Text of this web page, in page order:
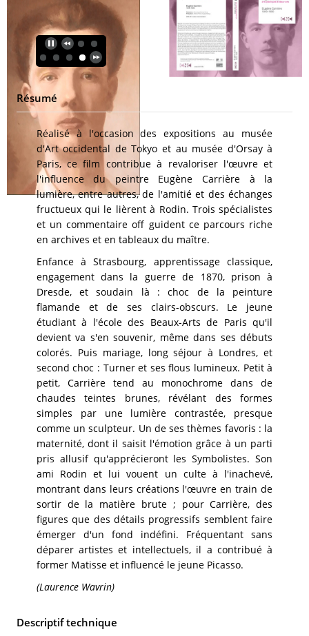
Résumé
Réalisé à l'occasion des expositions au musée
d'Art occidental de Tokyo et au musée d'Orsay à
Paris, ce film contribue à revaloriser l'œuvre et
l'influence du peintre Eugène Carrière à la
lumière, entre autres, de l'amitié et des échanges
fructueux qui le lièrent à Rodin. Trois spécialistes
et un commentaire off guident ce parcours riche
en archives et en tableaux du maître.
Enfance à Strasbourg, apprentissage classique,
engagement dans la guerre de 1870, prison à
Dresde, et soudain là : choc de la peinture
flamande et de ses clairs-obscurs. Le jeune
étudiant à l'école des Beaux-Arts de Paris qu'il
devient va s'en souvenir, même dans ses débuts
colorés. Puis mariage, long séjour à Londres, et
second choc : Turner et ses flous lumineux. Petit à
petit, Carrière tend au monochrome dans de
chaudes teintes brunes, révélant des formes
simples par une lumière contrastée, presque
comme un sculpteur. Un de ses thèmes favoris : la
maternité, dont il saisit l'émotion grâce à un parti
pris allusif qu'apprécieront les Symbolistes. Son
ami Rodin et lui vouent un culte à l'inachevé,
montrant dans leurs créations l'œuvre en train de
sortir de la matière brute ; pour Carrière, des
figures que des détails progressifs semblent faire
émerger d'un fond indéfini. Fréquentant sans
déparer artistes et intellectuels, il a contribué à
former Matisse et influencé le jeune Picasso.
(Laurence Wavrin)
Descriptif technique